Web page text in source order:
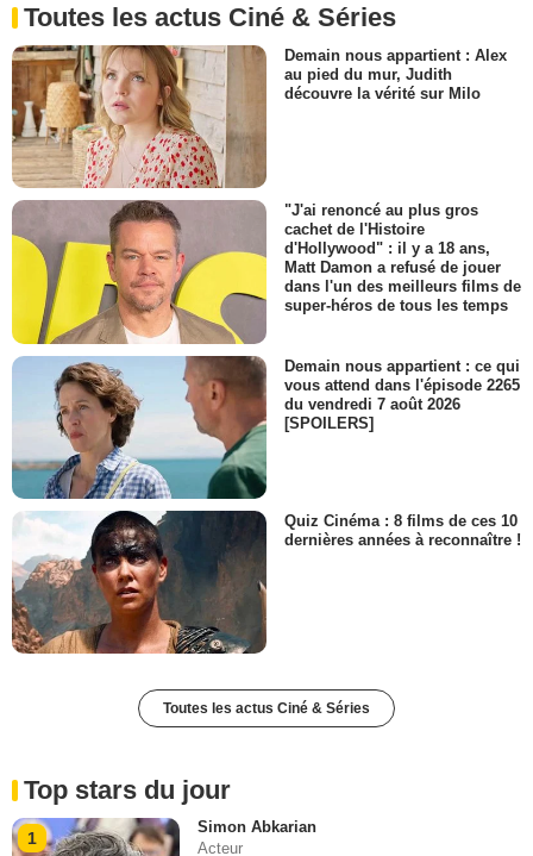
Toutes les actus Ciné & Séries
Demain nous appartient : Alex
au pied du mur, Judith
découvre la vérité sur Milo
"J'ai renoncé au plus gros
cachet de l'Histoire
d'Hollywood" : il y a 18 ans,
Matt Damon a refusé de jouer
dans l'un des meilleurs films de
super-héros de tous les temps
Demain nous appartient : ce qui
vous attend dans l'épisode 2265
du vendredi 7 août 2026
[SPOILERS]
Quiz Cinéma : 8 films de ces 10
dernières années à reconnaître !
Toutes les actus Ciné & Séries
Top stars du jour
1
Simon Abkarian
Acteur